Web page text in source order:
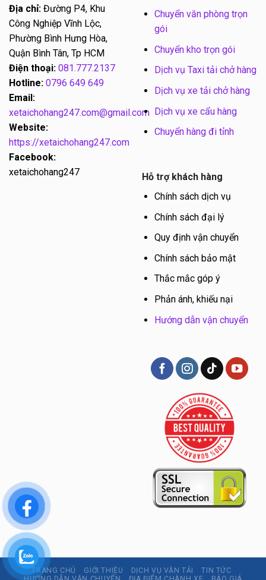
Địa chỉ: Đường P4, Khu
Công Nghiệp Vĩnh Lộc,
Phường Bình Hưng Hòa,
Quận Bình Tân, Tp HCM
Điện thoại: 081.777.2137
Hotline: 0796 649 649
Email:
xetaichohang247.com@gmail.com
Website:
https://xetaichohang247.com
Facebook:
xetaichohang247
Chuyển văn phòng trọn
gói
Chuyển kho trọn gói
Dịch vụ Taxi tải chở hàng
Dịch vụ xe tải chở hàng
Dịch vụ xe cẩu hàng
Chuyển hàng đi tỉnh
Hỗ trợ khách hàng
Chính sách dịch vụ
Chính sách đại lý
Quy định vận chuyển
Chính sách bảo mật
Thắc mắc góp ý
Phản ánh, khiếu nại
Hướng dẫn vận chuyển
TRANG CHỦ GIỚI THIỆU DỊCH VỤ VẬN TẢI
TIN TỨC